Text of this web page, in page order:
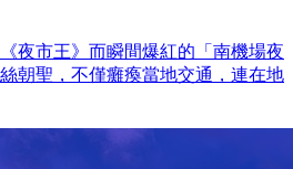
夜市王》而瞬間爆紅的「南機場夜
朝聖，不僅癱瘓當地交通，連在地